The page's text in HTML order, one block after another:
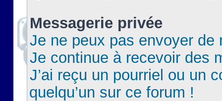
Messagerie privée
Je ne peux pas envoyer de
Je continue à recevoir des
J’ai reçu un pourriel ou un
quelqu’un sur ce forum !